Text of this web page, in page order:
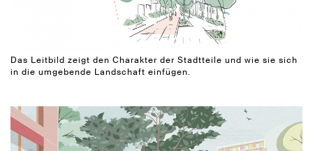
Das Leitbild zeigt den Charakter der Stadtteile und wie sie sich
in die umgebende Landschaft einfügen.